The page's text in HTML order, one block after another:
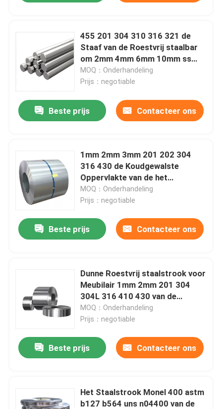
455 201 304 310 316 321 de
Staaf van de Roestvrij staalbar
om 2mm 4mm 6mm 10mm ss
staaf 440c
MOQ：Onderhandeling
Prijs：negotiable
Beste prijs Contacteer ons
1mm 2mm 3mm 201 202 304
316 430 de Koudgewalste
Oppervlakte van de het
Metaalstrook 2B van de
Roestvrij staalrol
MOQ：Onderhandeling
Prijs：negotiable
Beste prijs Contacteer ons
Dunne Roestvrij staalstrook voor
Meubilair 1mm 2mm 201 304
304L 316 410 430 van de
Lentesdeuren
MOQ：Onderhandeling
Prijs：negotiable
Beste prijs Contacteer ons
Het Staalstrook Monel 400 astm
b127 b564 uns n04400 van de